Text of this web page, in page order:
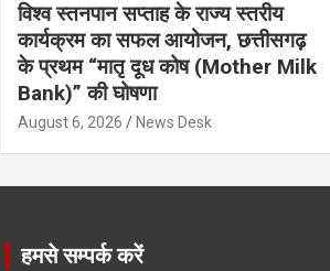
विश्व स्तनपान सप्ताह के राज्य स्तरीय
कार्यक्रम का सफल आयोजन, छत्तीसगढ़
के प्रथम “मातृ दूध कोष (Mother Milk
Bank)” की घोषणा
August 6, 2026 News Desk
हमसे सम्पर्क करें